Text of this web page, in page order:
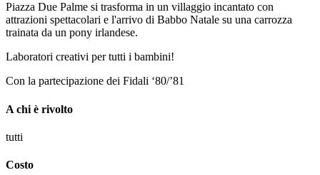
Piazza Due Palme si trasforma in un villaggio incantato con
attrazioni spettacolari e l'arrivo di Babbo Natale su una carrozza
trainata da un pony irlandese.
Laboratori creativi per tutti i bambini!
Con la partecipazione dei Fidali ‘80/’81
A chi è rivolto
tutti
Costo